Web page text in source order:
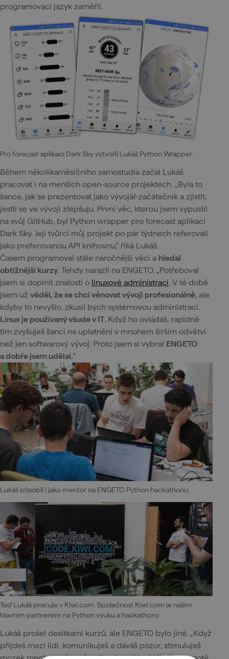
programovací jazyk zaměřil.
Pro forecast aplikaci Dark Sky vytvořil Lukáš Python Wrapper.
Během několikaměsíčního samostudia začal Lukáš
pracovat i na menších open-source projektech. „Byla to
šance, jak se prezentovat jako vývojář-začátečník a zjistit,
jestli se ve vývoji zlepšuju. První věc, kterou jsem vypustil
na svůj GitHub, byl Python wrapper pro forecast aplikaci
Dark Sky. Její tvůrci můj projekt po pár týdnech referovali
jako preferovanou API knihovnu,“ říká Lukáš.
Časem programoval stále náročnější věci a hledal
obtížnější kurzy. Tehdy narazil na ENGETO. „Potřeboval
jsem si doplnit znalosti o linuxové administraci. V té době
jsem už věděl, že se chci věnovat vývoji profesionálně, ale
kdyby to nevyšlo, zkusil bych systémovou administraci.
Linux je používaný všude v IT. Když ho ovládáš, rapidně
tím zvyšuješ šanci na uplatnění v mnohem širším odvětví
než jen softwarový vývoj. Proto jsem si vybral ENGETO
a dobře jsem udělal.“
Lukáš působil i jako mentor na ENGETO Python hackathonu.
Teď Lukáš pracuje v Kiwi.com. Společnost Kiwi.com je naším
hlavním partnerem na Python výuku a hackathony.
Lukáš prošel desítkami kurzů, ale ENGETO bylo jiné. „Když
přijdeš mezi lidi, komunikuješ a dáváš pozor, stimuluješ